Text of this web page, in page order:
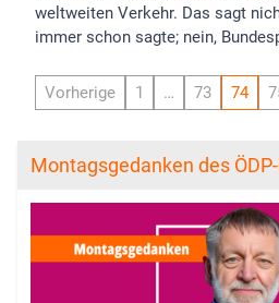
weltweiten Verkehr. Das sagt
immer schon sagte; nein,
Vorherige 1 … 73 74
Montagsgedanken des